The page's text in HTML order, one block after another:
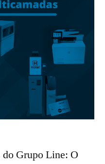
Grupo Line: O